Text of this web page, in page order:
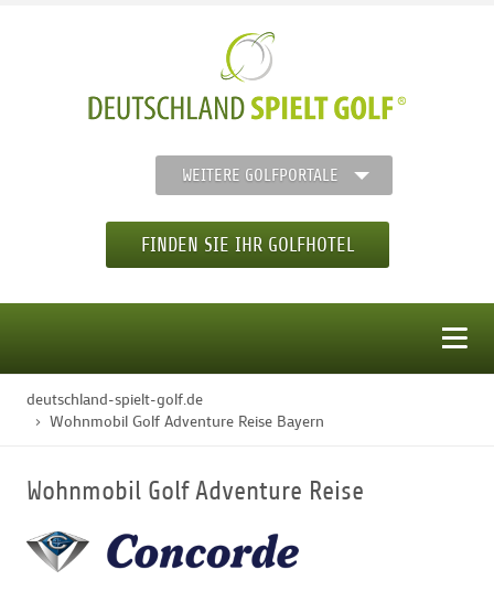
WEITERE GOLFPORTALE
FINDEN SIE IHR GOLFHOTEL
STARTSEITE
GOLFHOTELS
GOLFARRANGEMENTS
deutschland-spielt-golf.de
Wohnmobil Golf Adventure Reise Bayern
Wohnmobil Golf Adventure Reise